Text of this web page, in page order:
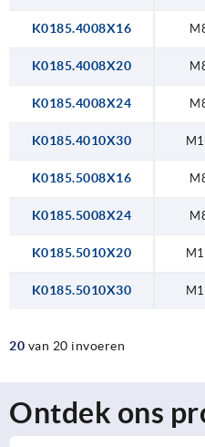
K0185.4008X16
K0185.4008X20
K0185.4008X24
K0185.4010X30
K0185.5008X16
K0185.5008X24
K0185.5010X20
K0185.5010X30
20 van 20 invoeren
Ontdek ons